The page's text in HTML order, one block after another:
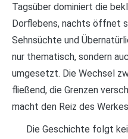
Tagsüber dominiert die
Dorflebens, nachts öffnet
Sehnsüchte und
nur thematisch, sondern
umgesetzt. Die Wechsel
fließend, die Grenzen
macht den Reiz des
Die Geschichte folgt